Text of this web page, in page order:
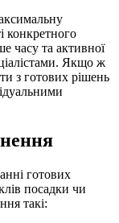
конкретного
часу та активної
Якщо ж
з готових рішень
готових
посадки чи
такі: